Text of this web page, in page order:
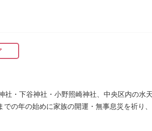
・下谷神社・小野照崎神社、中央区内の水
の年の始めに家族の開運・無事息災を祈り